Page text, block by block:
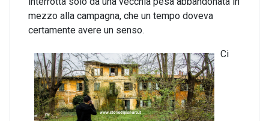
mezzo alla campagna, che un tempo doveva
certamente avere un senso.
Ci